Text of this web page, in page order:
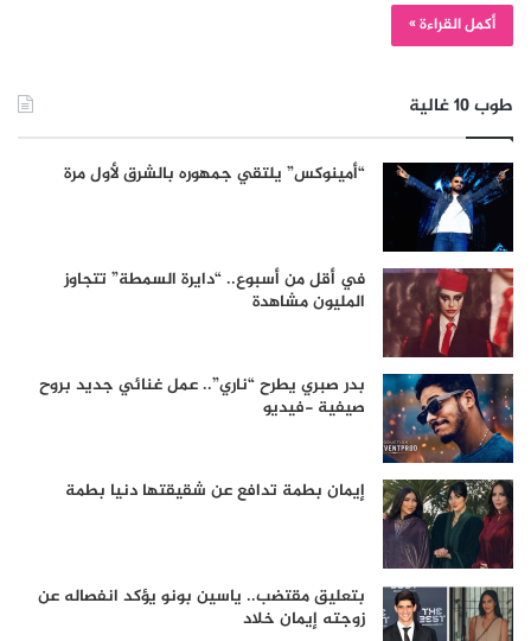
أكمل القراءة »
طوب 10 غالية
“أمينوكس” يلتقي جمهوره بالشرق لأول مرة
في أقل من أسبوع.. “دايرة السمطة” تتجاوز
المليون مشاهدة
بدر صبري يطرح “ناري”.. عمل غنائي جديد بروح
صيفية -فيديو
إيمان بطمة تدافع عن شقيقتها دنيا بطمة
بتعليق مقتضب.. ياسين بونو يؤكد انفصاله عن
زوجته إيمان خلاد